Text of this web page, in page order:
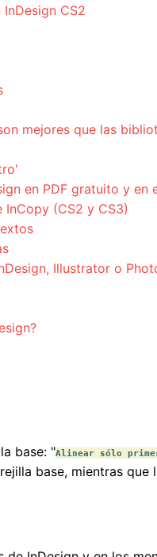
CS2
mejores que las
en PDF gratuito y en
(CS2 y CS3)
Illustrator o
base: "Alinear sólo
base, mientras que